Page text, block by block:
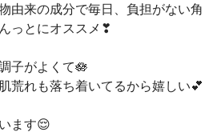
由来の成分で毎日、負担がない角
っとにオススメ❣
子がよくて🪷
荒れも落ち着いてるから嬉しい💕
ます😌